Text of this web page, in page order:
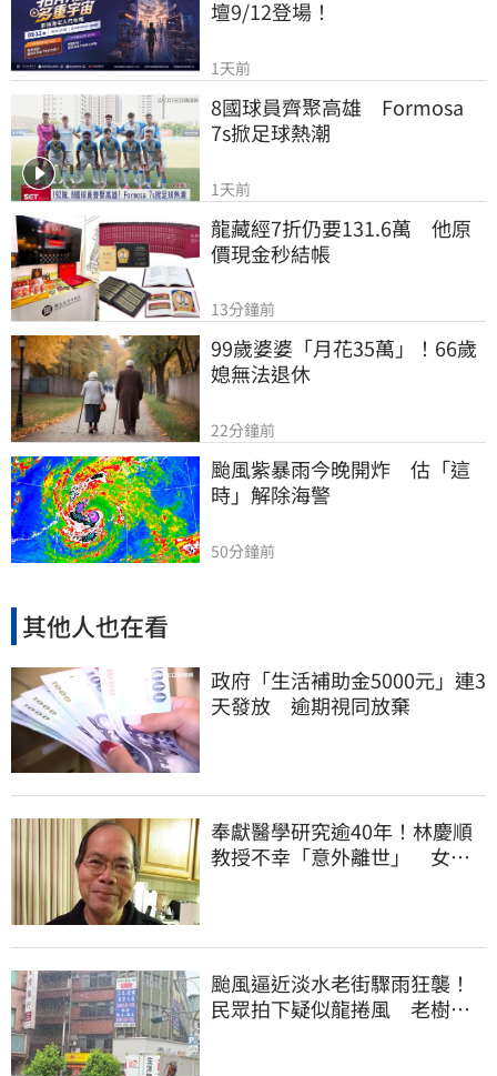
壇9/12登場！
1天前
8國球員齊聚高雄　Formosa
7s掀足球熱潮
1天前
龍藏經7折仍要131.6萬　他原
價現金秒結帳
13分鐘前
99歲婆婆「月花35萬」！66歲
媳無法退休
22分鐘前
颱風紫暴雨今晚開炸　估「這
時」解除海警
50分鐘前
其他人也在看
政府「生活補助金5000元」連3
天發放 逾期視同放棄
奉獻醫學研究逾40年！林慶順
教授不幸「意外離世」 女兒
颱風逼近淡水老街驟雨狂襲！
民眾拍下疑似龍捲風 老樹遭